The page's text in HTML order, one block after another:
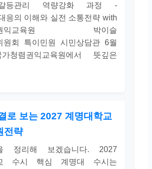
·갈등관리 역량강화 과정 -
응의 이해와 실전 소통전략 with
권익교육원 박이슬
원회 특이민원 시민상담관 6월
청렴권익교육원에서 뜻깊은
로 보는 2027 계명대학교
전략
정리해 보겠습니다. 2027
수시 핵심 계명대 수시는